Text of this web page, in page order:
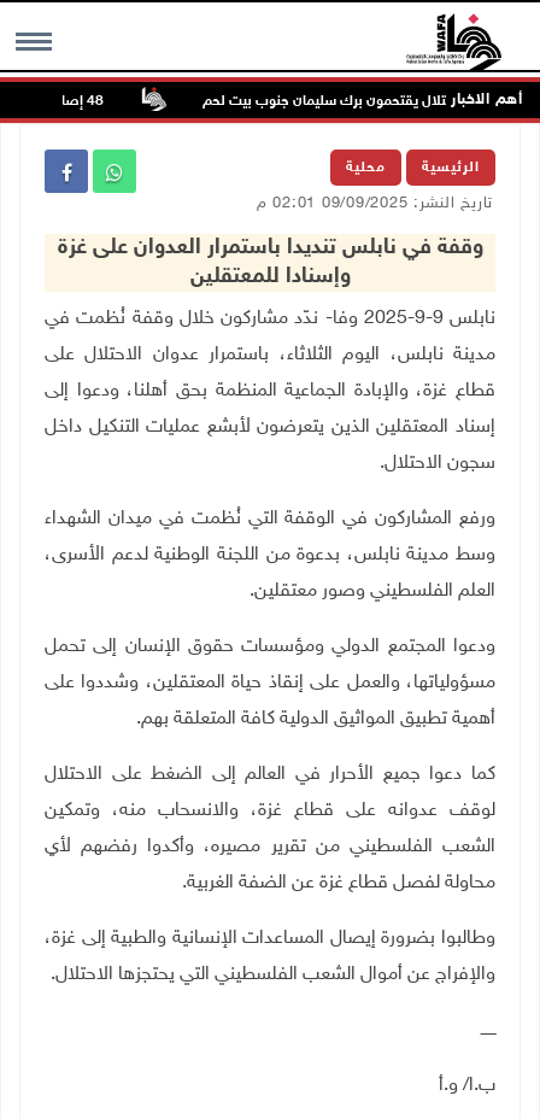
MENU أهم الاخبار
قوات الاحتلال يقتحمون برك سليمان جنوب بيت لحم
الرئيسية محلية
تاريخ النشر: 09/09/2025 02:01 م
وقفة في نابلس تنديدا باستمرار العدوان على غزة
وإسنادا للمعتقلين
نابلس 9-9-2025 وفا- ندّد مشاركون خلال وقفة نُظمت في
مدينة نابلس، اليوم الثلاثاء، باستمرار عدوان الاحتلال على
قطاع غزة، والإبادة الجماعية المنظمة بحق أهلنا، ودعوا إلى
إسناد المعتقلين الذين يتعرضون لأبشع عمليات التنكيل داخل
سجون الاحتلال.
ورفع المشاركون في الوقفة التي نُظمت في ميدان الشهداء
وسط مدينة نابلس، بدعوة من اللجنة الوطنية لدعم الأسرى،
العلم الفلسطيني وصور معتقلين.
ودعوا المجتمع الدولي ومؤسسات حقوق الإنسان إلى تحمل
مسؤولياتها، والعمل على إنقاذ حياة المعتقلين، وشددوا على
أهمية تطبيق المواثيق الدولية كافة المتعلقة بهم.
كما دعوا جميع الأحرار في العالم إلى الضغط على الاحتلال
لوقف عدوانه على قطاع غزة، والانسحاب منه، وتمكين
الشعب الفلسطيني من تقرير مصيره، وأكدوا رفضهم لأي
محاولة لفصل قطاع غزة عن الضفة الغربية.
وطالبوا بضرورة إيصال المساعدات الإنسانية والطبية إلى غزة،
والإفراج عن أموال الشعب الفلسطيني التي يحتجزها الاحتلال.
ــــــ
ب.ا/ و.أ